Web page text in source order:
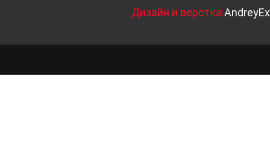
Дизайн и верстка:AndreyEx